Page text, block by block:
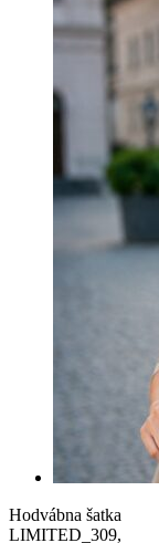
Hodvábna šatka
LIMITED_309,